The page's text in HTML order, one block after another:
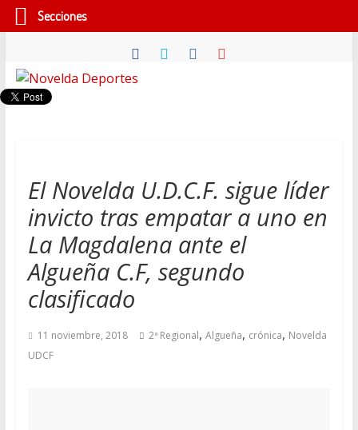
contenido
Novelda
Pasión
por
nuestro
deporte
El Novelda U.D.C.F. sigue líder
invicto tras empatar a uno en
La Magdalena ante el
Algueña C.F, segundo
clasificado
11 noviembre, 2018 2ª Regional, Algueña, crónica, Novelda
UDCF
Secciones